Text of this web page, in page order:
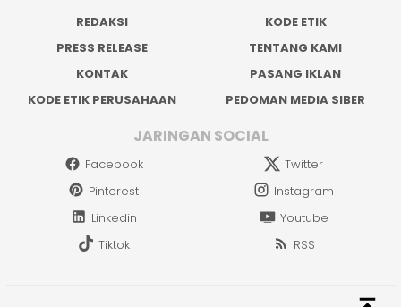
REDAKSI
KODE ETIK
PRESS RELEASE
TENTANG KAMI
KONTAK
PASANG IKLAN
KODE ETIK PERUSAHAAN
PEDOMAN MEDIA SIBER
JARINGAN SOCIAL
Facebook
Twitter
Pinterest
Instagram
Linkedin
Youtube
Tiktok
RSS